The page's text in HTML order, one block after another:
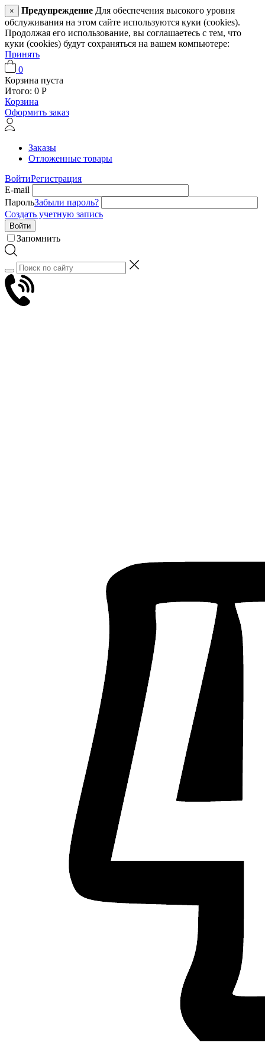
× Предупреждение Для обеспечения высокого уровня
обслуживания на этом сайте используются куки (cookies).
Продолжая его использование, вы соглашаетесь с тем, что
куки (cookies) будут сохраняться на вашем компьютере:
Принять
0
Корзина пуста
Итого: 0 Р
Корзина
Оформить заказ
Заказы
Отложенные товары
ВойтиРегистрация
E-mail
ПарольЗабыли пароль?
Создать учетную запись
Войти
Запомнить